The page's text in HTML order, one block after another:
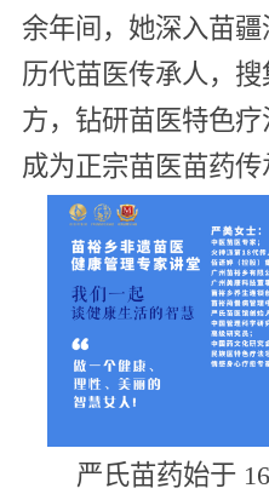
余年间，她深入苗
历代苗医传承人，
方，钻研苗医特色疗
成为正宗苗医苗药传
严氏苗药始于